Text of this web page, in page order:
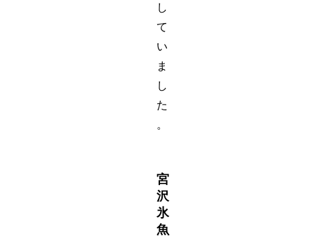
し
て
い
ま
し
た
。
宮
沢
氷
魚